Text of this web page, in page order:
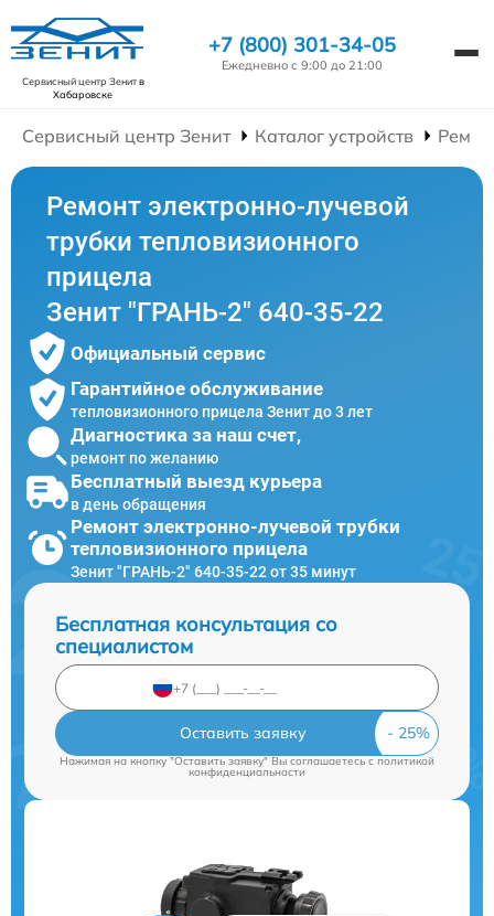
Сервисный центр Зенитв
Хабаровске
+7 (800) 301-34-05
Ежедневно с 9:00 до 21:00
Сервисный центр Зенит Каталог устройств
Ремонт электронно-лучевой
трубки тепловизионного
прицела
Зенит "ГРАНЬ-2" 640-35-22
Официальный сервис
Гарантийное обслуживание
тепловизионного прицела Зенит до 3 лет
Диагностика за наш счет,
ремонт по желанию
Бесплатный выезд курьера
в день обращения
Ремонт электронно-лучевой трубки
тепловизионного прицела
Зенит "ГРАНЬ-2" 640-35-22 от 35 минут
Бесплатная консультация со
специалистом
Оставить заявку
Нажимая на кнопку "Оставить заявку" Вы соглашаетесь cполитикой
конфиденциальности